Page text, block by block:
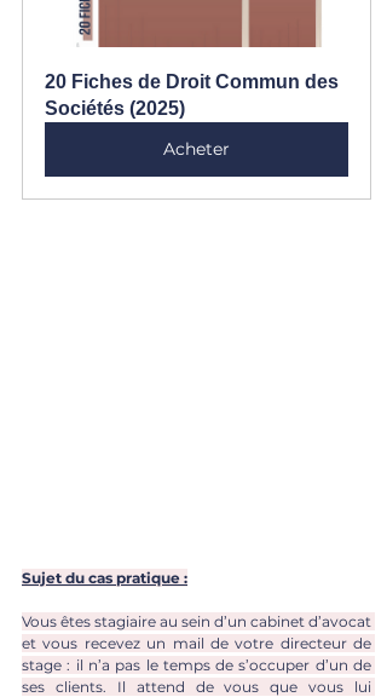
20 Fiches de Droit Commun des
Sociétés (2025)
Acheter
Sujet du cas pratique :
Vous êtes stagiaire au sein d’un cabinet d’avocat
et vous recevez un mail de votre directeur de
stage : il n’a pas le temps de s’occuper d’un de
ses clients. Il attend de vous que vous lui